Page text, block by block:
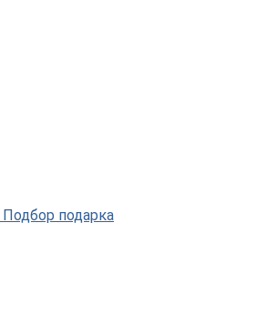
Подбор подарка